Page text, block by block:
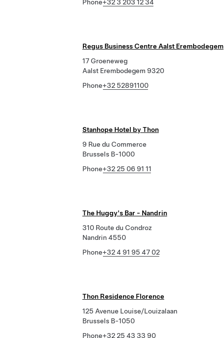
Phone+32 3 203 12 34
Regus Business Centre Aalst Erembodegem
17 Groeneweg
Aalst Erembodegem 9320
Phone+32 52891100
Stanhope Hotel by Thon
9 Rue du Commerce
Brussels B-1000
Phone+32 25 06 91 11
The Huggy's Bar - Nandrin
310 Route du Condroz
Nandrin 4550
Phone+32 4 91 95 47 02
Thon Residence Florence
125 Avenue Louise/Louizalaan
Brussels B-1050
Phone+32 25 43 33 90